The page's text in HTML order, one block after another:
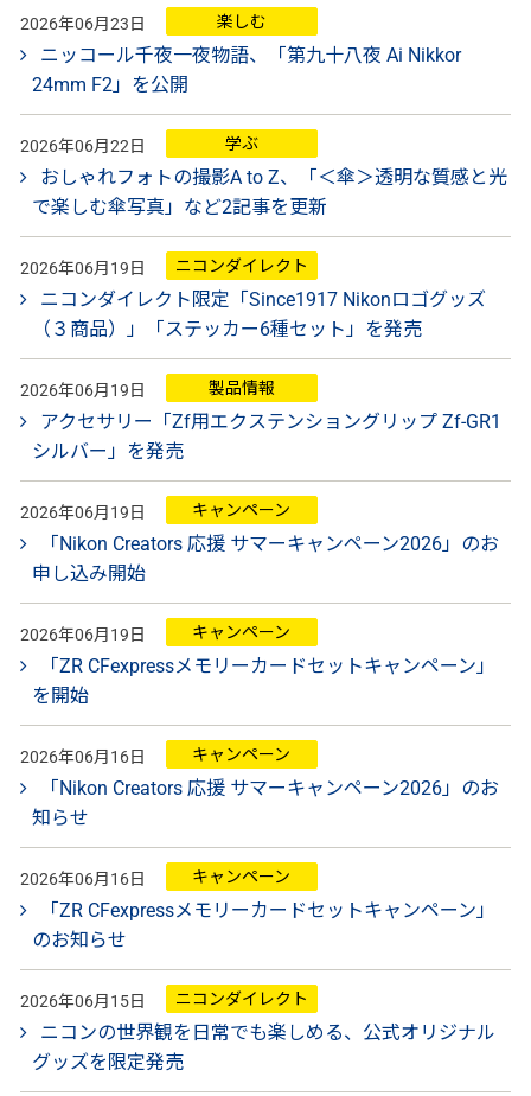
2026年06月23日 楽しむ
ニッコール千夜一夜物語、「第九十八夜 Ai Nikkor
24mm F2」を公開
2026年06月22日 学ぶ
おしゃれフォトの撮影A to Z、「＜傘＞透明な質感と光
で楽しむ傘写真」など2記事を更新
2026年06月19日 ニコンダイレクト
ニコンダイレクト限定「Since1917 Nikonロゴグッズ
（３商品）」「ステッカー6種セット」を発売
2026年06月19日 製品情報
アクセサリー「Zf用エクステンショングリップ Zf-GR1
シルバー」を発売
2026年06月19日 キャンペーン
「Nikon Creators 応援 サマーキャンペーン2026」のお
申し込み開始
2026年06月19日 キャンペーン
「ZR CFexpressメモリーカードセットキャンペーン」
を開始
2026年06月16日 キャンペーン
「Nikon Creators 応援 サマーキャンペーン2026」のお
知らせ
2026年06月16日 キャンペーン
「ZR CFexpressメモリーカードセットキャンペーン」
のお知らせ
2026年06月15日 ニコンダイレクト
ニコンの世界観を日常でも楽しめる、公式オリジナル
グッズを限定発売